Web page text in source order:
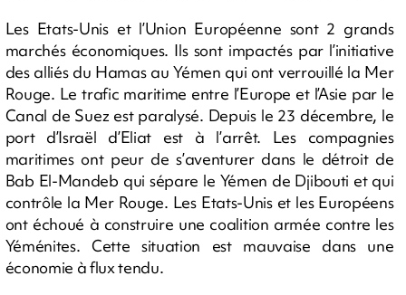
Les Etats-Unis et l’Union Européenne sont 2 grands
marchés économiques. Ils sont impactés par l’initiative
des alliés du Hamas au Yémen qui ont verrouillé la Mer
Rouge. Le trafic maritime entre l’Europe et l’Asie par le
Canal de Suez est paralysé. Depuis le 23 décembre, le
port d’Israël d’Eliat est à l’arrêt. Les compagnies
maritimes ont peur de s’aventurer dans le détroit de
Bab El-Mandeb qui sépare le Yémen de Djibouti et qui
contrôle la Mer Rouge. Les Etats-Unis et les Européens
ont échoué à construire une coalition armée contre les
Yéménites. Cette situation est mauvaise dans une
économie à flux tendu.